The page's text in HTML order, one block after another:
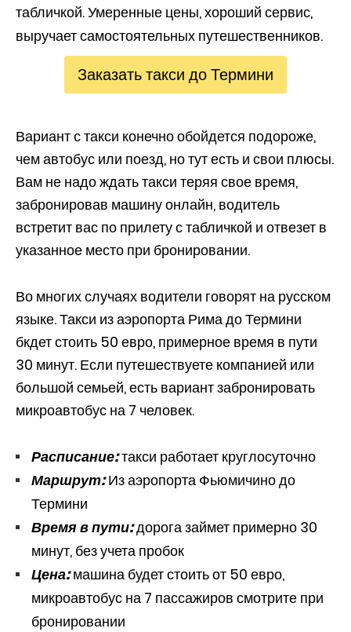
табличкой. Умеренные цены, хороший сервис,
выручает самостоятельных путешественников.
Заказать такси до Термини
Вариант с такси конечно обойдется подороже,
чем автобус или поезд, но тут есть и свои плюсы.
Вам не надо ждать такси теряя свое время,
забронировав машину онлайн, водитель
встретит вас по прилету с табличкой и отвезет в
указанное место при бронировании.
Во многих случаях водители говорят на русском
языке. Такси из аэропорта Рима до Термини
бкдет стоить 50 евро, примерное время в пути
30 минут. Если путешествуете компанией или
большой семьей, есть вариант забронировать
микроавтобус на 7 человек.
Расписание:такси работает круглосуточно
Маршрут:Из аэропорта Фьюмичино до
Термини
Время в пути:дорога займет примерно 30
минут, без учета пробок
Цена:машина будет стоить от 50 евро,
микроавтобус на 7 пассажиров смотрите при
бронировании